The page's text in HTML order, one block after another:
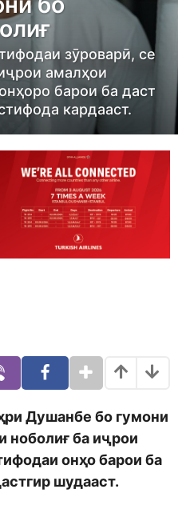
зӯроварӣ, се
амалҳои
барои ба даст
кардааст.
Душанбе бо гумони
ноболиғ ба иҷрои
онҳо барои ба
шудааст.